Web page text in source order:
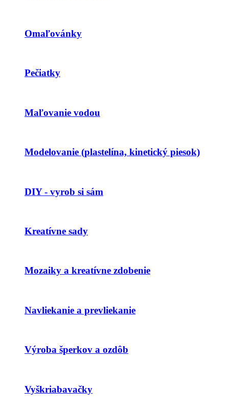
Omaľovánky
Pečiatky
Maľovanie vodou
Modelovanie (plastelína, kinetický piesok)
DIY - vyrob si sám
Kreatívne sady
Mozaiky a kreatívne zdobenie
Navliekanie a prevliekanie
Výroba šperkov a ozdôb
Vyškriabavačky